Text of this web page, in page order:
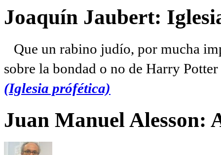
Joaquín Jaubert:
Que un rabino judío, por mucha
sobre la bondad o no de Harry
(Iglesia prófética)
Juan Manuel Alesson: